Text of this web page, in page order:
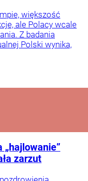
większość
ale Polacy wcale
Z badania
Polski wynika,
„hajlowanie”
zarzut